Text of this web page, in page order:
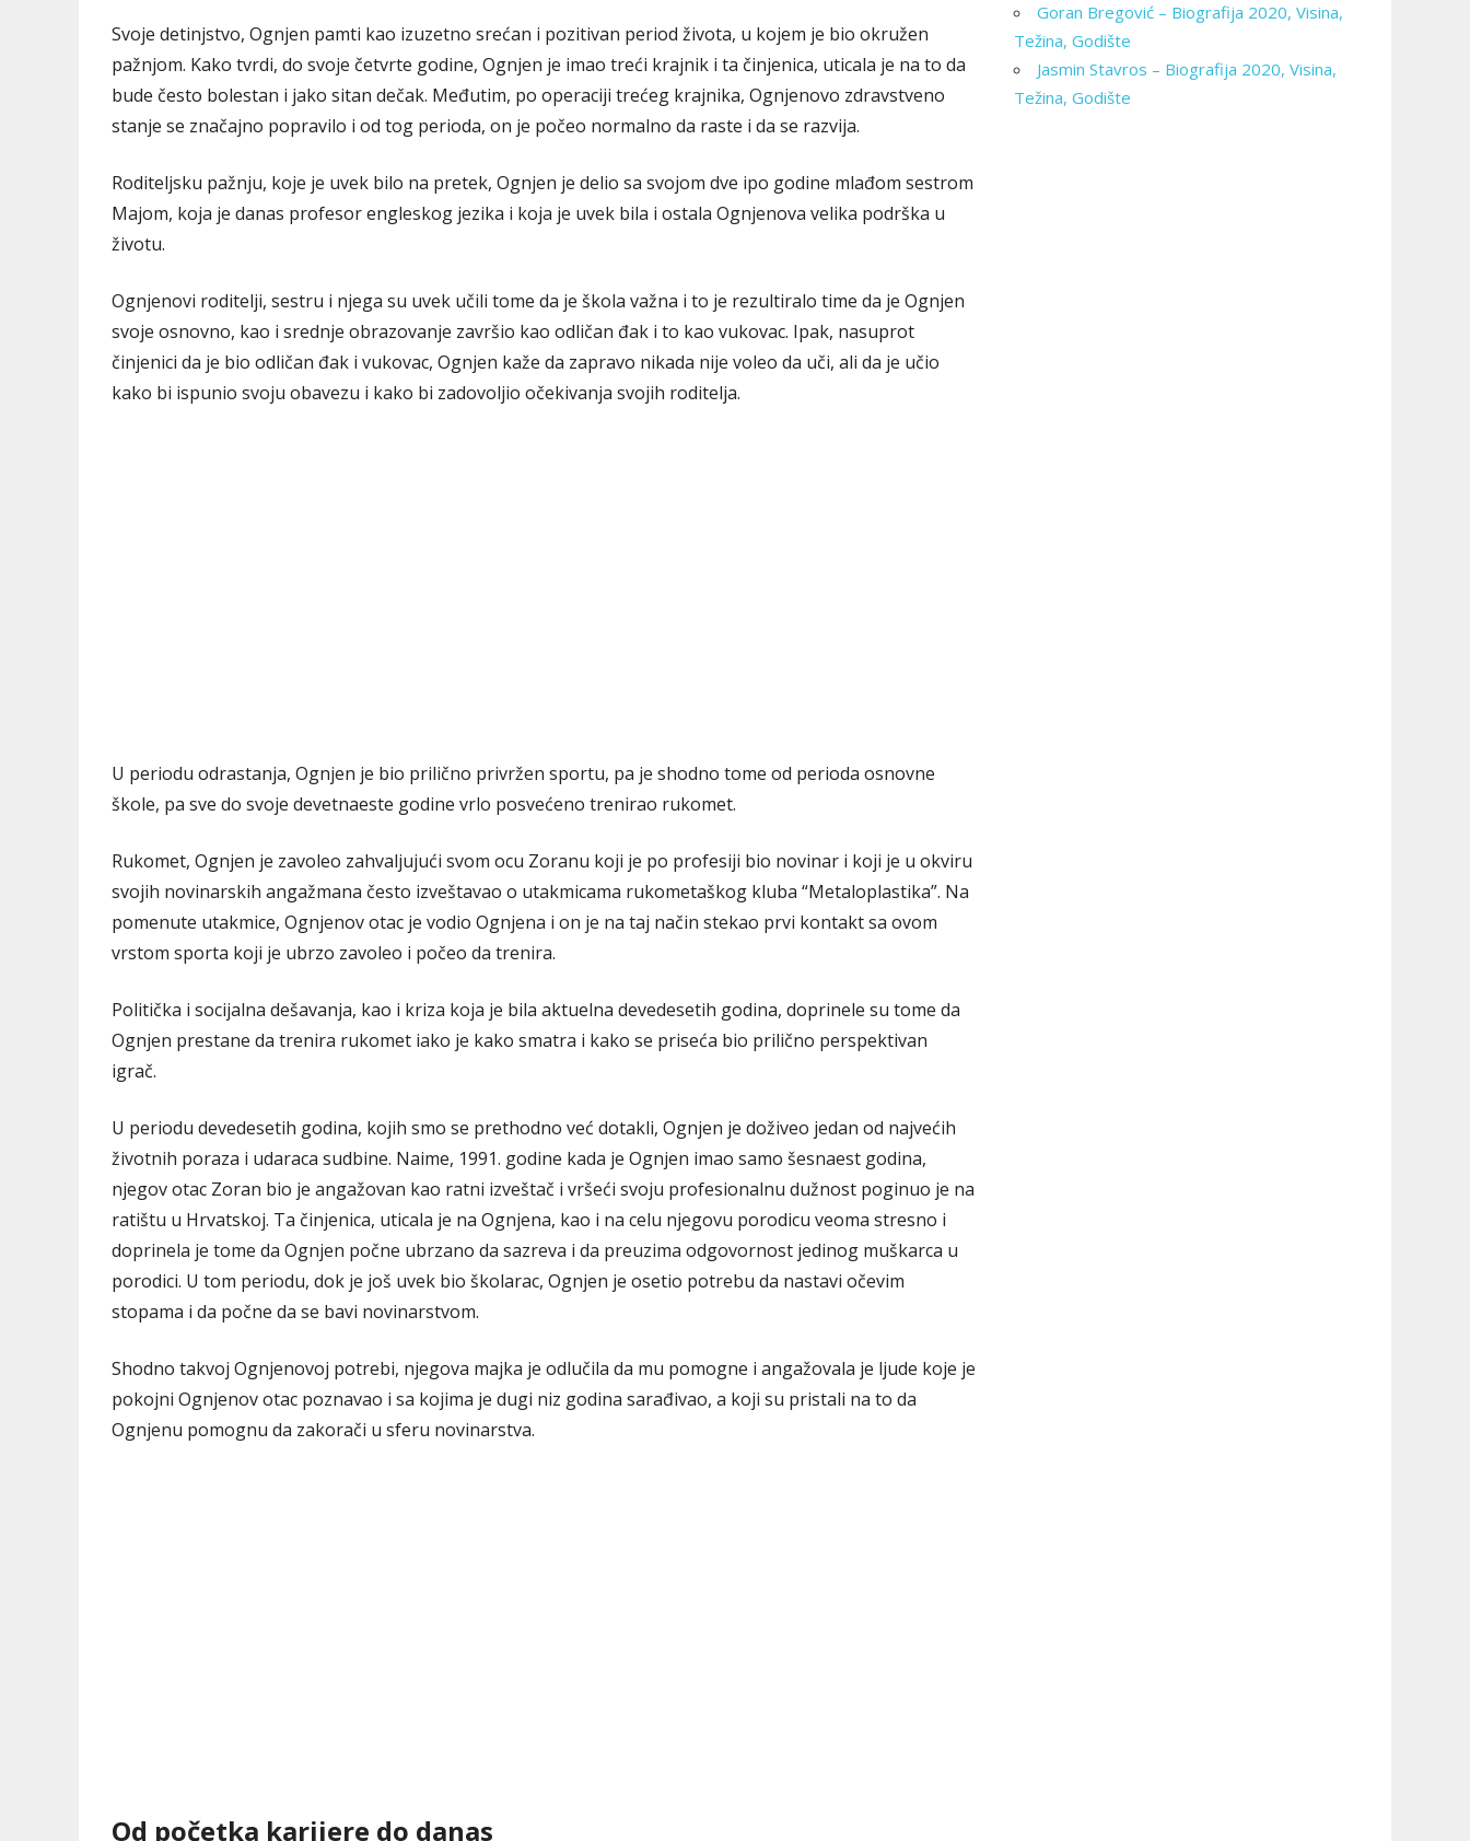
Svoje detinjstvo, Ognjen pamti kao izuzetno srećan i pozitivan period života, u kojem je bio okružen
pažnjom. Kako tvrdi, do svoje četvrte godine, Ognjen je imao treći krajnik i ta činjenica, uticala je na to da
bude često bolestan i jako sitan dečak. Međutim, po operaciji trećeg krajnika, Ognjenovo zdravstveno
stanje se značajno popravilo i od tog perioda, on je počeo normalno da raste i da se razvija.
Roditeljsku pažnju, koje je uvek bilo na pretek, Ognjen je delio sa svojom dve ipo godine mlađom sestrom
Majom, koja je danas profesor engleskog jezika i koja je uvek bila i ostala Ognjenova velika podrška u
životu.
Ognjenovi roditelji, sestru i njega su uvek učili tome da je škola važna i to je rezultiralo time da je Ognjen
svoje osnovno, kao i srednje obrazovanje završio kao odličan đak i to kao vukovac. Ipak, nasuprot
činjenici da je bio odličan đak i vukovac, Ognjen kaže da zapravo nikada nije voleo da uči, ali da je učio
kako bi ispunio svoju obavezu i kako bi zadovoljio očekivanja svojih roditelja.
U periodu odrastanja, Ognjen je bio prilično privržen sportu, pa je shodno tome od perioda osnovne
škole, pa sve do svoje devetnaeste godine vrlo posvećeno trenirao rukomet.
Rukomet, Ognjen je zavoleo zahvaljujući svom ocu Zoranu koji je po profesiji bio novinar i koji je u okviru
svojih novinarskih angažmana često izveštavao o utakmicama rukometaškog kluba “Metaloplastika”. Na
pomenute utakmice, Ognjenov otac je vodio Ognjena i on je na taj način stekao prvi kontakt sa ovom
vrstom sporta koji je ubrzo zavoleo i počeo da trenira.
Politička i socijalna dešavanja, kao i kriza koja je bila aktuelna devedesetih godina, doprinele su tome da
Ognjen prestane da trenira rukomet iako je kako smatra i kako se priseća bio prilično perspektivan
igrač.
U periodu devedesetih godina, kojih smo se prethodno već dotakli, Ognjen je doživeo jedan od najvećih
životnih poraza i udaraca sudbine. Naime, 1991. godine kada je Ognjen imao samo šesnaest godina,
njegov otac Zoran bio je angažovan kao ratni izveštač i vršeći svoju profesionalnu dužnost poginuo je na
ratištu u Hrvatskoj. Ta činjenica, uticala je na Ognjena, kao i na celu njegovu porodicu veoma stresno i
doprinela je tome da Ognjen počne ubrzano da sazreva i da preuzima odgovornost jedinog muškarca u
porodici. U tom periodu, dok je još uvek bio školarac, Ognjen je osetio potrebu da nastavi očevim
stopama i da počne da se bavi novinarstvom.
Shodno takvoj Ognjenovoj potrebi, njegova majka je odlučila da mu pomogne i angažovala je ljude koje je
pokojni Ognjenov otac poznavao i sa kojima je dugi niz godina sarađivao, a koji su pristali na to da
Ognjenu pomognu da zakorači u sferu novinarstva.
Od početka karijere do danas
Goran Bregović – Biografija 2020, Visina,
Težina, Godište
Jasmin Stavros – Biografija 2020, Visina,
Težina, Godište